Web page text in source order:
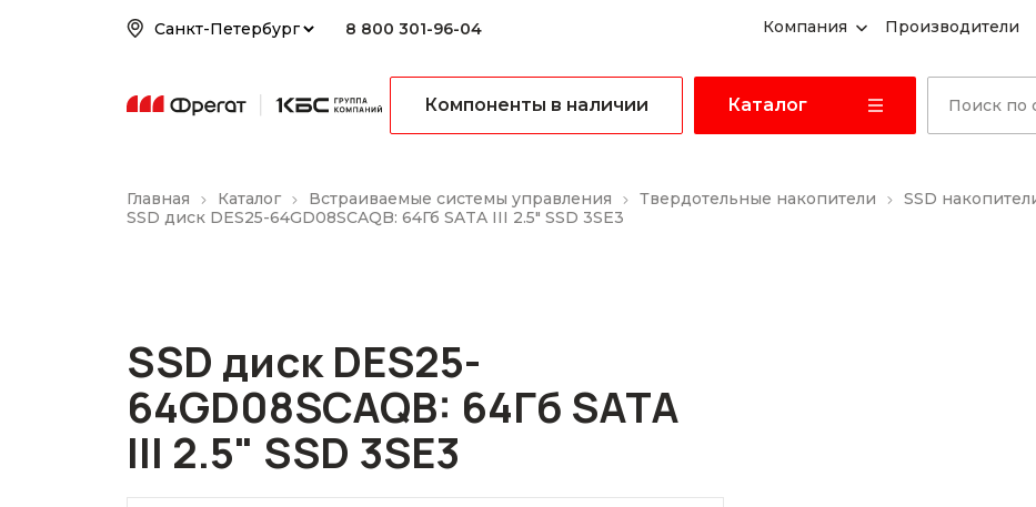
8 800 301-96-04 Компания Производители
Компоненты в наличии Каталог
Главная Каталог Встраиваемые системы управления Твердотельные накопители
SSD
SSD диск DES25-64GD08SCAQB: 64Гб SATA III 2.5" SSD 3SE3
SSD диск DES25-
64GD08SCAQB: 64Гб SATA
III 2.5" SSD 3SE3